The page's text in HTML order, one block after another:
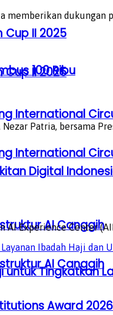
Cup II 2025
International
AI Canggih
Award 2026
Cup II 2025
International
AI Canggih
dukungan
100 Ribu
Patria, bersama
Digital
Experience Center
Tingkatkan